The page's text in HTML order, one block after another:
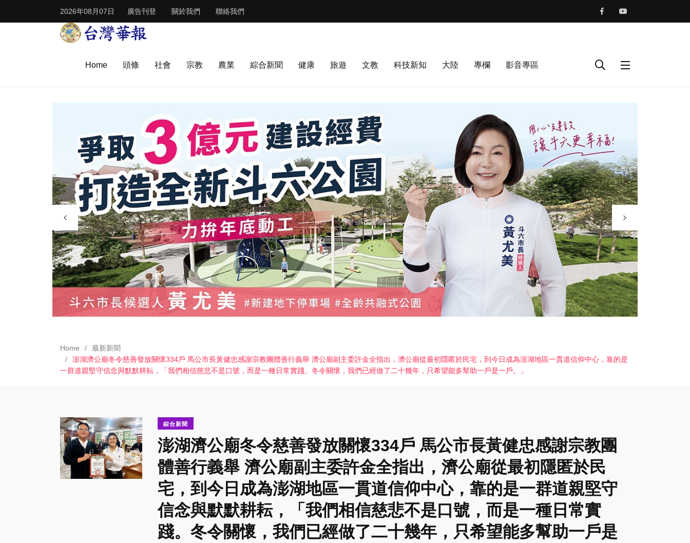
2026年08月07日 廣告刊登 關於我們 聯絡我們
Home 頭條 社會 宗教 農業 綜合新聞 健康 旅遊 文教 科技新知 大陸 專欄 影音專區
Home
最新新聞
澎湖濟公廟冬令慈善發放關懷334戶 馬公市長黃健忠感謝宗教團體善行義舉 濟公廟副主委許金全指出，濟公廟從最初隱匿於民宅，到今日成為澎湖地區一貫道信仰中心，靠的是
一群道親堅守信念與默默耕耘，「我們相信慈悲不是口號，而是一種日常實踐。冬令關懷，我們已經做了二十幾年，只希望能多幫助一戶是一戶。」
綜合新聞
澎湖濟公廟冬令慈善發放關懷334戶 馬公市長黃健忠感謝宗教團
體善行義舉 濟公廟副主委許金全指出，濟公廟從最初隱匿於民
宅，到今日成為澎湖地區一貫道信仰中心，靠的是一群道親堅守
信念與默默耕耘，「我們相信慈悲不是口號，而是一種日常實
踐。冬令關懷，我們已經做了二十幾年，只希望能多幫助一戶是